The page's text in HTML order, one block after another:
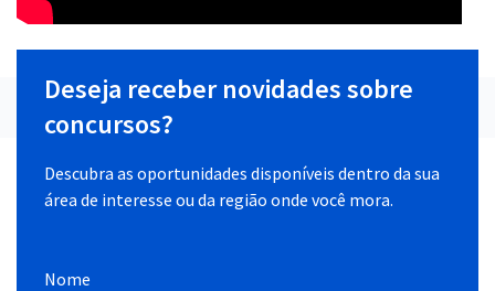
Deseja receber novidades sobre
concursos?
Descubra as oportunidades disponíveis dentro da sua
área de interesse ou da região onde você mora.
Nome